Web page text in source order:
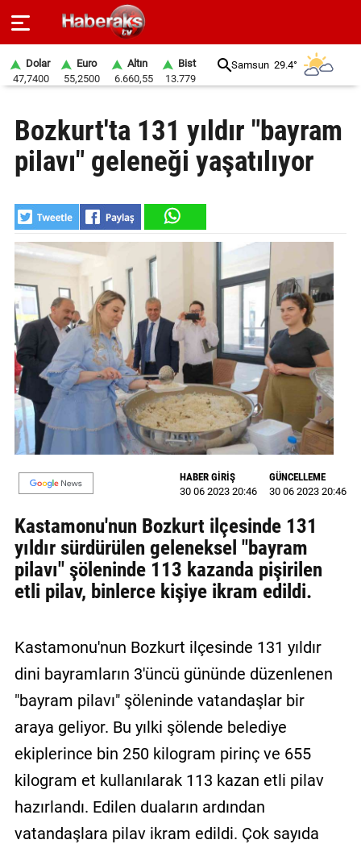
SPOR
YAŞAM
EKONOMİ
BELEDİYELER
SAĞLIK
SİYASET
EĞİTİM
GALERİ
VİDEO
YAZARLAR
BİZE
Künye
İletişim
Gizlilik
Sözleşmesi
Dolar
47,7400
Euro
55,2500
Altın
6.660,55
Bist
13.779
Samsun 29.4°
Bozkurt'ta 131 yıldır "bayram
pilavı" geleneği yaşatılıyor
HABER GİRİŞ
30 06 2023 20:46
GÜNCELLEME
30 06 2023 20:46
Kastamonu'nun Bozkurt ilçesinde 131
yıldır sürdürülen geleneksel "bayram
pilavı" şöleninde 113 kazanda pişirilen
etli pilav, binlerce kişiye ikram edildi.
Kastamonu'nun Bozkurt ilçesinde 131 yıldır
dini bayramların 3'üncü gününde düzenlenen
"bayram pilavı" şöleninde vatandaşlar bir
araya geliyor. Bu yılki şölende belediye
ekiplerince bin 250 kilogram pirinç ve 655
kilogram et kullanılarak 113 kazan etli pilav
hazırlandı. Edilen duaların ardından
vatandaşlara pilav ikram edildi. Çok sayıda